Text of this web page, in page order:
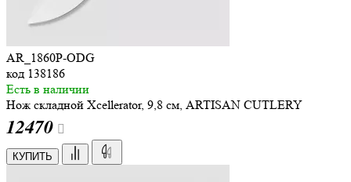
AR_1860P-ODG
код 138186
Есть в наличии
Нож складной Xcellerator, 9,8 см, ARTISAN CUTLERY
12470
КУПИТЬ